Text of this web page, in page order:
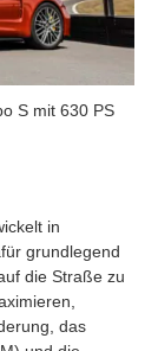
S mit 630 PS
in
grundlegend
die Straße zu
das